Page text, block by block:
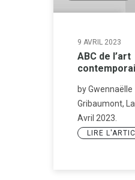
9 AVRIL 2023
ABC de l’art
by Gwennaëlle
Gribaumont,
Avril 2023.
LIRE